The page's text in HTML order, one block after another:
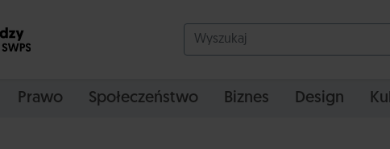
Prawo Społeczeństwo Biznes Design